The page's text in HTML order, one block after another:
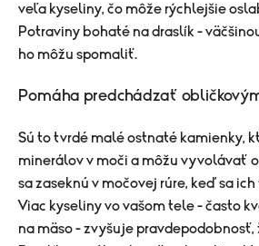
veľa kyseliny, čo môže rýchlejšie
Potraviny bohaté na draslík -
ho môžu spomaliť.
Pomáha predchádzať
Sú to tvrdé malé ostnaté kamienky,
minerálov v moči a môžu vyvolávať
sa zaseknú v močovej rúre, keď sa
Viac kyseliny vo vašom tele - často
na mäso - zvyšuje pravdepodobnosť,